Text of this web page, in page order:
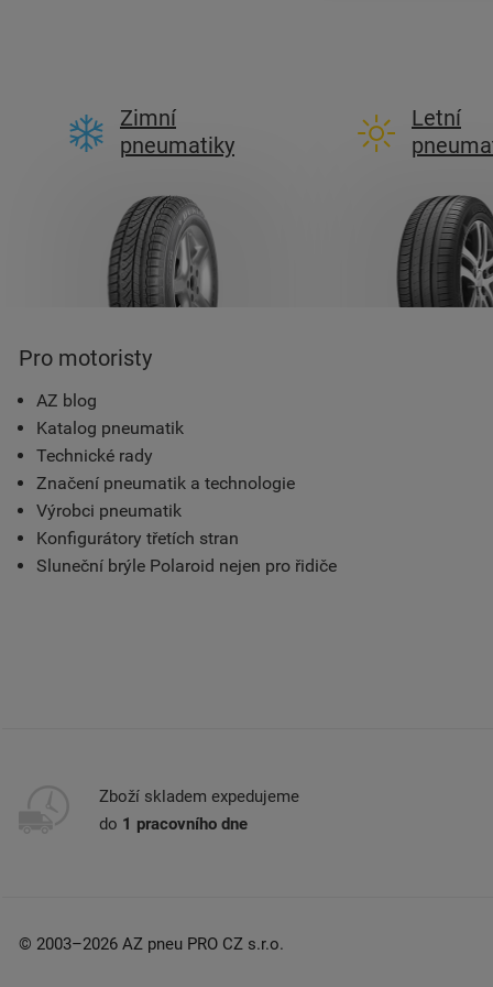
Zimní
pneumatiky
Letní
Pro motoristy
AZ blog
Katalog pneumatik
Technické rady
Značení pneumatik a technologie
Výrobci pneumatik
Konfigurátory třetích stran
Sluneční brýle Polaroid nejen pro řidiče
Zboží skladem expedujeme
do 1 pracovního dne
© 2003–2026 AZ pneu PRO CZ s.r.o.